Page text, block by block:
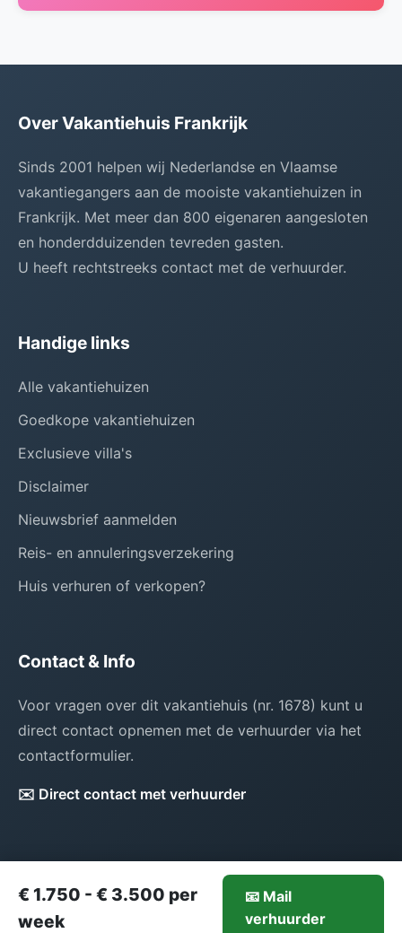
Over Vakantiehuis Frankrijk
Sinds 2001 helpen wij Nederlandse en Vlaamse
vakantiegangers aan de mooiste vakantiehuizen in
Frankrijk. Met meer dan 800 eigenaren aangesloten
en honderdduizenden tevreden gasten.
U heeft rechtstreeks contact met de verhuurder.
Handige links
Alle vakantiehuizen
Goedkope vakantiehuizen
Exclusieve villa's
Disclaimer
Nieuwsbrief aanmelden
Reis- en annuleringsverzekering
Huis verhuren of verkopen?
Contact & Info
Voor vragen over dit vakantiehuis (nr. 1678) kunt u
direct contact opnemen met de verhuurder via het
contactformulier.
✉️ Direct contact met verhuurder
1.750-€3.500/week Mail verhuurder
€ 1.750 - € 3.500 per
week
📧 Mail
verhuurder